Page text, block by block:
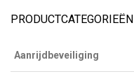
PRODUCTCATEGORIEËN
Aanrijdbeveiliging